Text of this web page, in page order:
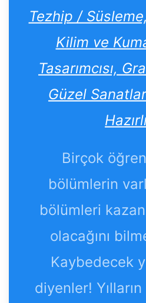
Tezhip /
Kilim ve
Tasarımcısı,
Güzel
Birçok
bölümlerin
bölümleri
olacağını
Kaybedecek
diyenler!